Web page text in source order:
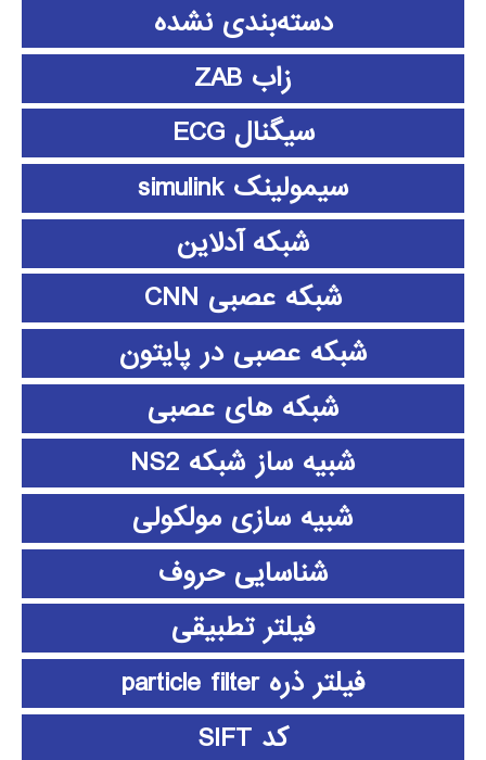
دسته‌بندی نشده
زاب ZAB
سیگنال ECG
سیمولینک simulink
شبکه آدلاین
شبکه عصبی CNN
شبکه عصبی در پایتون
شبکه های عصبی
شبیه ساز شبکه NS2
شبیه سازی مولکولی
شناسایی حروف
فیلتر تطبیقی
فیلتر ذره particle filter
کد SIFT